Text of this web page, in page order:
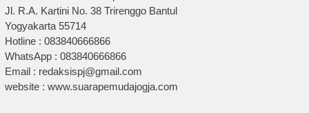
Jl. R.A. Kartini No. 38 Trirenggo Bantul
Yogyakarta 55714
Hotline : 083840666866
WhatsApp : 083840666866
Email : redaksispj@gmail.com
website : www.suarapemudajogja.com